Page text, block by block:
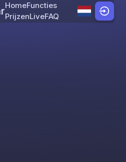
Skip to content
HomeFuncties
PrijzenLiveFAQ